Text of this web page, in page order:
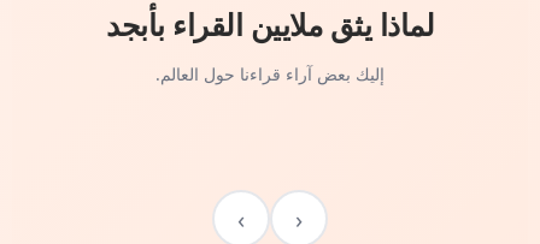
لماذا يثق ملايين القراء بأبجد
إليك بعض آراء قراءنا حول العالم.
‹
›